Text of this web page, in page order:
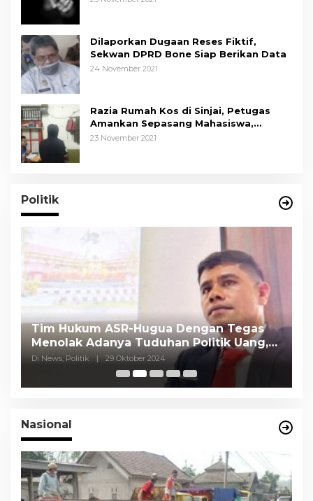
Dilaporkan Dugaan Reses Fiktif,
Sekwan DPRD Bone Siap Berikan Data
24 November 2021
Razia Rumah Kos di Sinjai, Petugas
Amankan Sepasang Mahasiswa,
Mengaku Berpacaran
23 November 2021
Politik
Tim Hukum ASR-Hugua Dengan Tegas
Menolak Adanya Tuduhan Politik Uang,
Pasar Murah Tidak Dilaksanakan Oleh
Di News, Politik | 29 Oktober 2024
Nasional